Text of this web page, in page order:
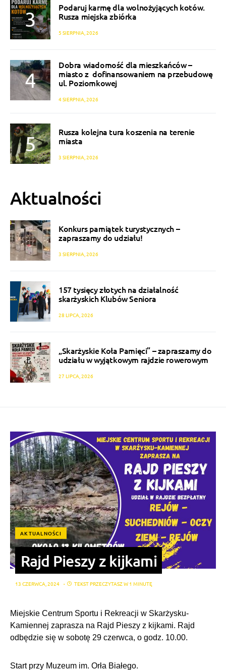
Podaruj karmę dla wolnożyjących kotów.
Rusza miejska zbiórka
5 SIERPNIA, 2026
Dobra wiadomość dla mieszkańców –
miasto z dofinansowaniem na przebudowę
ul. Poziomkowej
4 SIERPNIA, 2026
Rusza kolejna tura koszenia na terenie
miasta
3 SIERPNIA, 2026
Aktualności
Konkurs pamiątek turystycznych –
zapraszamy do udziału!
3 SIERPNIA, 2026
157 tysięcy złotych na działalność
skarżyskich Klubów Seniora
28 LIPCA, 2026
„Skarżyskie Koła Pamięci” – zapraszamy do
udziału w wyjątkowym rajdzie rowerowym
27 LIPCA, 2026
AKTUALNOŚCI
Rajd Pieszy z kijkami
13 CZERWCA, 2024 TEKST PRZECZYTASZ W 1 MINUTĘ
Miejskie Centrum Sportu i Rekreacji w Skarżysku-
Kamiennej zaprasza na Rajd Pieszy z kijkami. Rajd
odbędzie się w sobotę 29 czerwca, o godz. 10.00.
Start przy Muzeum im. Orła Białego.